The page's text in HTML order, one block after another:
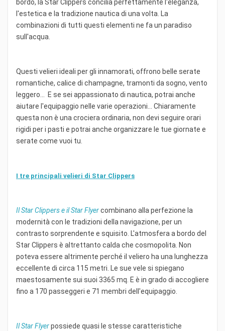
bordo, la Star Clippers concilia perfettamente l'eleganza,
l'estetica e la tradizione nautica di una volta. La
combinazioni di tutti questi elementi ne fa un paradiso
sull'acqua.
Questi velieri ideali per gli innamorati, offrono belle serate
romantiche, calice di champagne, tramonti da sogno, vento
leggero... E se sei appassionato di nautica, potrai anche
aiutare l'equipaggio nelle varie operazioni... Chiaramente
questa non è una crociera ordinaria, non devi seguire orari
rigidi per i pasti e potrai anche organizzare le tue giornate e
serate come vuoi tu.
I tre principali velieri di Star Clippers
Il Star Clippers e il Star Flyercombinano alla perfezione la
modernità con le tradizioni della navigazione, per un
contrasto sorprendente e squisito. L'atmosfera a bordo del
Star Clippers è altrettanto calda che cosmopolita. Non
poteva essere altrimente perché il veliero ha una lunghezza
eccellente di circa 115 metri. Le sue vele si spiegano
maestosamente sui suoi 3365 mq. E è in grado di accogliere
fino a 170 passeggeri e 71 membri dell'equipaggio.
Il Star Flyerpossiede quasi le stesse caratteristiche